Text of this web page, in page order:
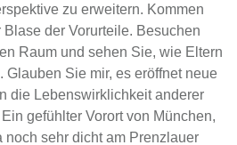
zu erweitern. Kommen
der Vorurteile. Besuchen
Raum und sehen Sie, wie Eltern
Glauben Sie mir, es eröffnet neue
die Lebenswirklichkeit anderer
gefühlter Vorort von München,
noch sehr dicht am Prenzlauer